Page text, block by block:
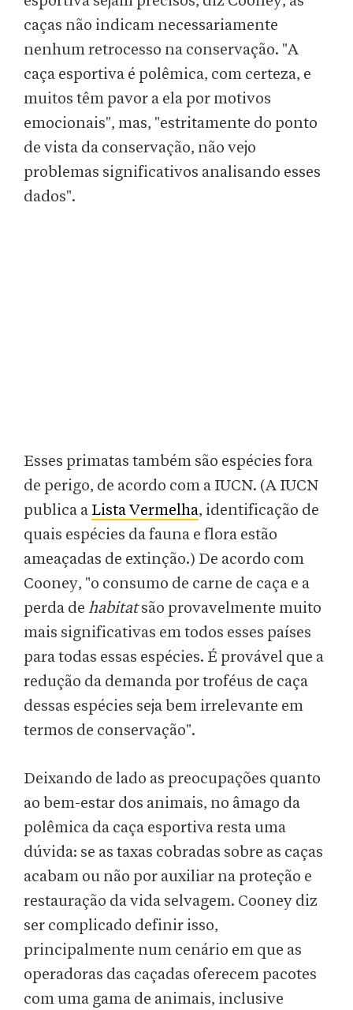
caças não indicam necessariamente
nenhum retrocesso na conservação. "A
caça esportiva é polêmica, com certeza, e
muitos têm pavor a ela por motivos
emocionais", mas, "estritamente do ponto
de vista da conservação, não vejo
problemas significativos analisando esses
dados".
Esses primatas também são espécies fora
de perigo, de acordo com a IUCN. (A IUCN
publica a Lista Vermelha, identificação de
quais espécies da fauna e flora estão
ameaçadas de extinção.) De acordo com
Cooney, "o consumo de carne de caça e a
perda de habitatsão provavelmente muito
mais significativas em todos esses países
para todas essas espécies. É provável que a
redução da demanda por troféus de caça
dessas espécies seja bem irrelevante em
termos de conservação".
Deixando de lado as preocupações quanto
ao bem-estar dos animais, no âmago da
polêmica da caça esportiva resta uma
dúvida: se as taxas cobradas sobre as caças
acabam ou não por auxiliar na proteção e
restauração da vida selvagem. Cooney diz
ser complicado definir isso,
principalmente num cenário em que as
operadoras das caçadas oferecem pacotes
com uma gama de animais, inclusive